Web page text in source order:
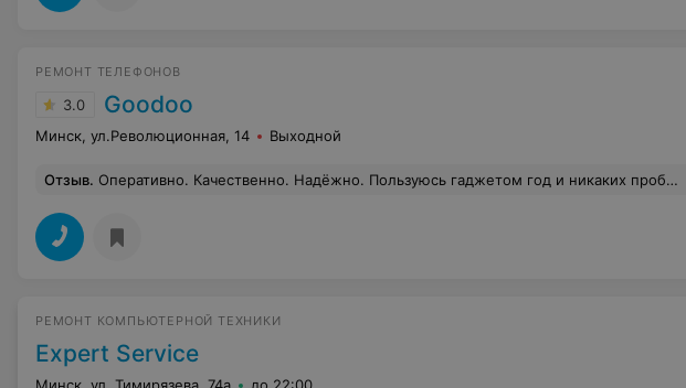
РЕМОНТ ТЕЛЕФОНОВ
3.0 Goodoo
Минск, ул.Революционная, 14 Выходной
Отзыв. Оперативно. Качественно. Надёжно. Пользуюсь гаджетом год и никаких проблем! Недавно заказал ещё один.
РЕМОНТ КОМПЬЮТЕРНОЙ ТЕХНИКИ
Expert Service